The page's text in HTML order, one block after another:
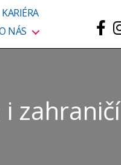
KARIÉRA
NÁS
i zahraničí